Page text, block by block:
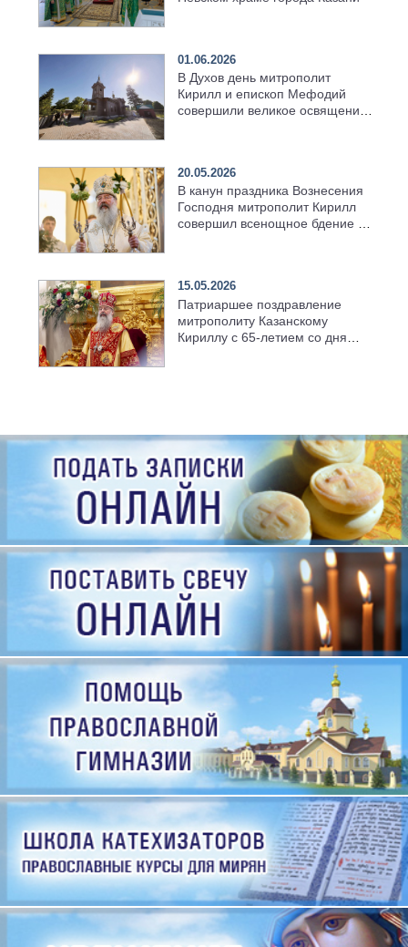
01.06.2026
В Духов день митрополит
Кирилл и епископ Мефодий
совершили великое освящение
20.05.2026
В канун праздника Вознесения
Господня митрополит Кирилл
совершил всенощное бдение в
15.05.2026
Патриаршее поздравление
митрополиту Казанскому
Кириллу с 65-летием со дня